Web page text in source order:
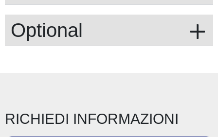
Optional
RICHIEDI INFORMAZIONI